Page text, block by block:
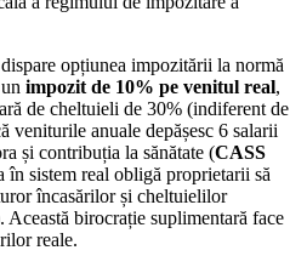
opțiunea impozitării la normă
impozit de 10% pe venitul real,
de cheltuieli de 30% (indiferent de
veniturile anuale depășesc 6 salarii
și contribuția la sănătate (CASS
în sistem real obligă proprietarii să
încasărilor și cheltuielilor
birocrație suplimentară face
reale.